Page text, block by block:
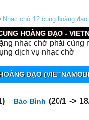
Nhạc chờ 12 cung hoàng đạo
HOÀNG ĐẠO -
nhạc chờ phải cùng
dịch vụ nhạc chờ
ĐẠO
Bảo Bình (20/1 ->